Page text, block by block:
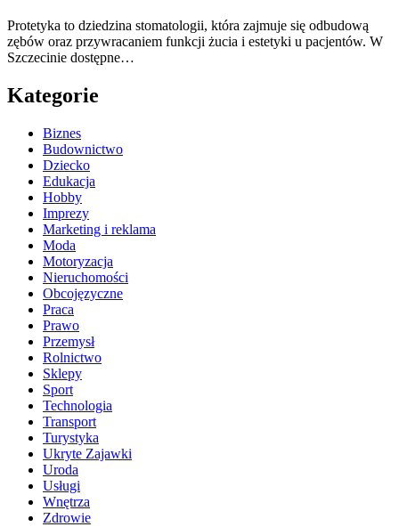
Protetyka to dziedzina stomatologii, która zajmuje się odbudową
zębów oraz przywracaniem funkcji żucia i estetyki u pacjentów. W
Szczecinie dostępne…
Kategorie
Biznes
Budownictwo
Dziecko
Edukacja
Hobby
Imprezy
Marketing i reklama
Moda
Motoryzacja
Nieruchomości
Obcojęzyczne
Praca
Prawo
Przemysł
Rolnictwo
Sklepy
Sport
Technologia
Transport
Turystyka
Ukryte Zajawki
Uroda
Usługi
Wnętrza
Zdrowie